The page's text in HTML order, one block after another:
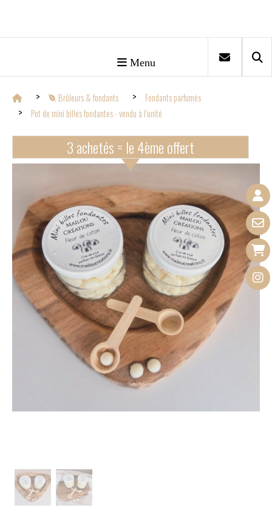
Menu
Brûleurs & fondants
Fondants parfumés
Pot de mini billes fondantes - vendu à l’unité
3 achetés = le 4ème offert